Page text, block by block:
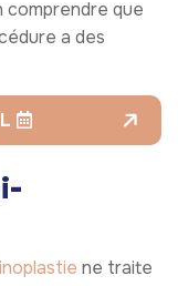
comprendre que
a des
ne traite